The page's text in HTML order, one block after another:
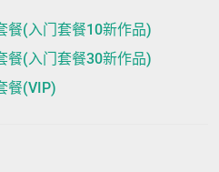
餐(入门套餐10新作品)
餐(入门套餐30新作品)
餐(VIP)